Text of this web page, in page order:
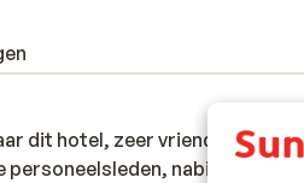
dit hotel, zeer vriendelijk en
nabijheid van de
dit hotel, zeer vriendelijk en
nabijheid van de